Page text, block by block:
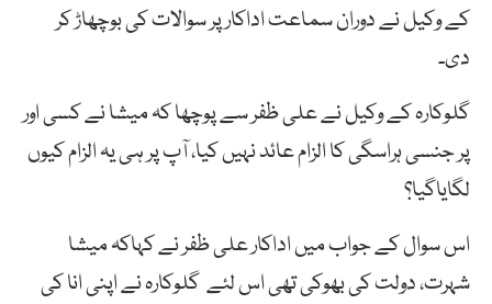
کے وکیل نے دوران سماعت اداکار پر سوالات کی بوچھاڑ کر
دی۔
گلوکارہ کے وکیل نے علی ظفر سے پوچھا کہ میشا نے کسی اور
پر جنسی ہراسگی کا الزام عائد نہیں کیا، آپ پر ہی یہ الزام کیوں
لگایاگیا؟
اس سوال کے جواب میں اداکار علی ظفر نے کہاکہ میشا
شہرت، دولت کی بھوکی تھی اس لئے گلوکارہ نے اپنی انا کی